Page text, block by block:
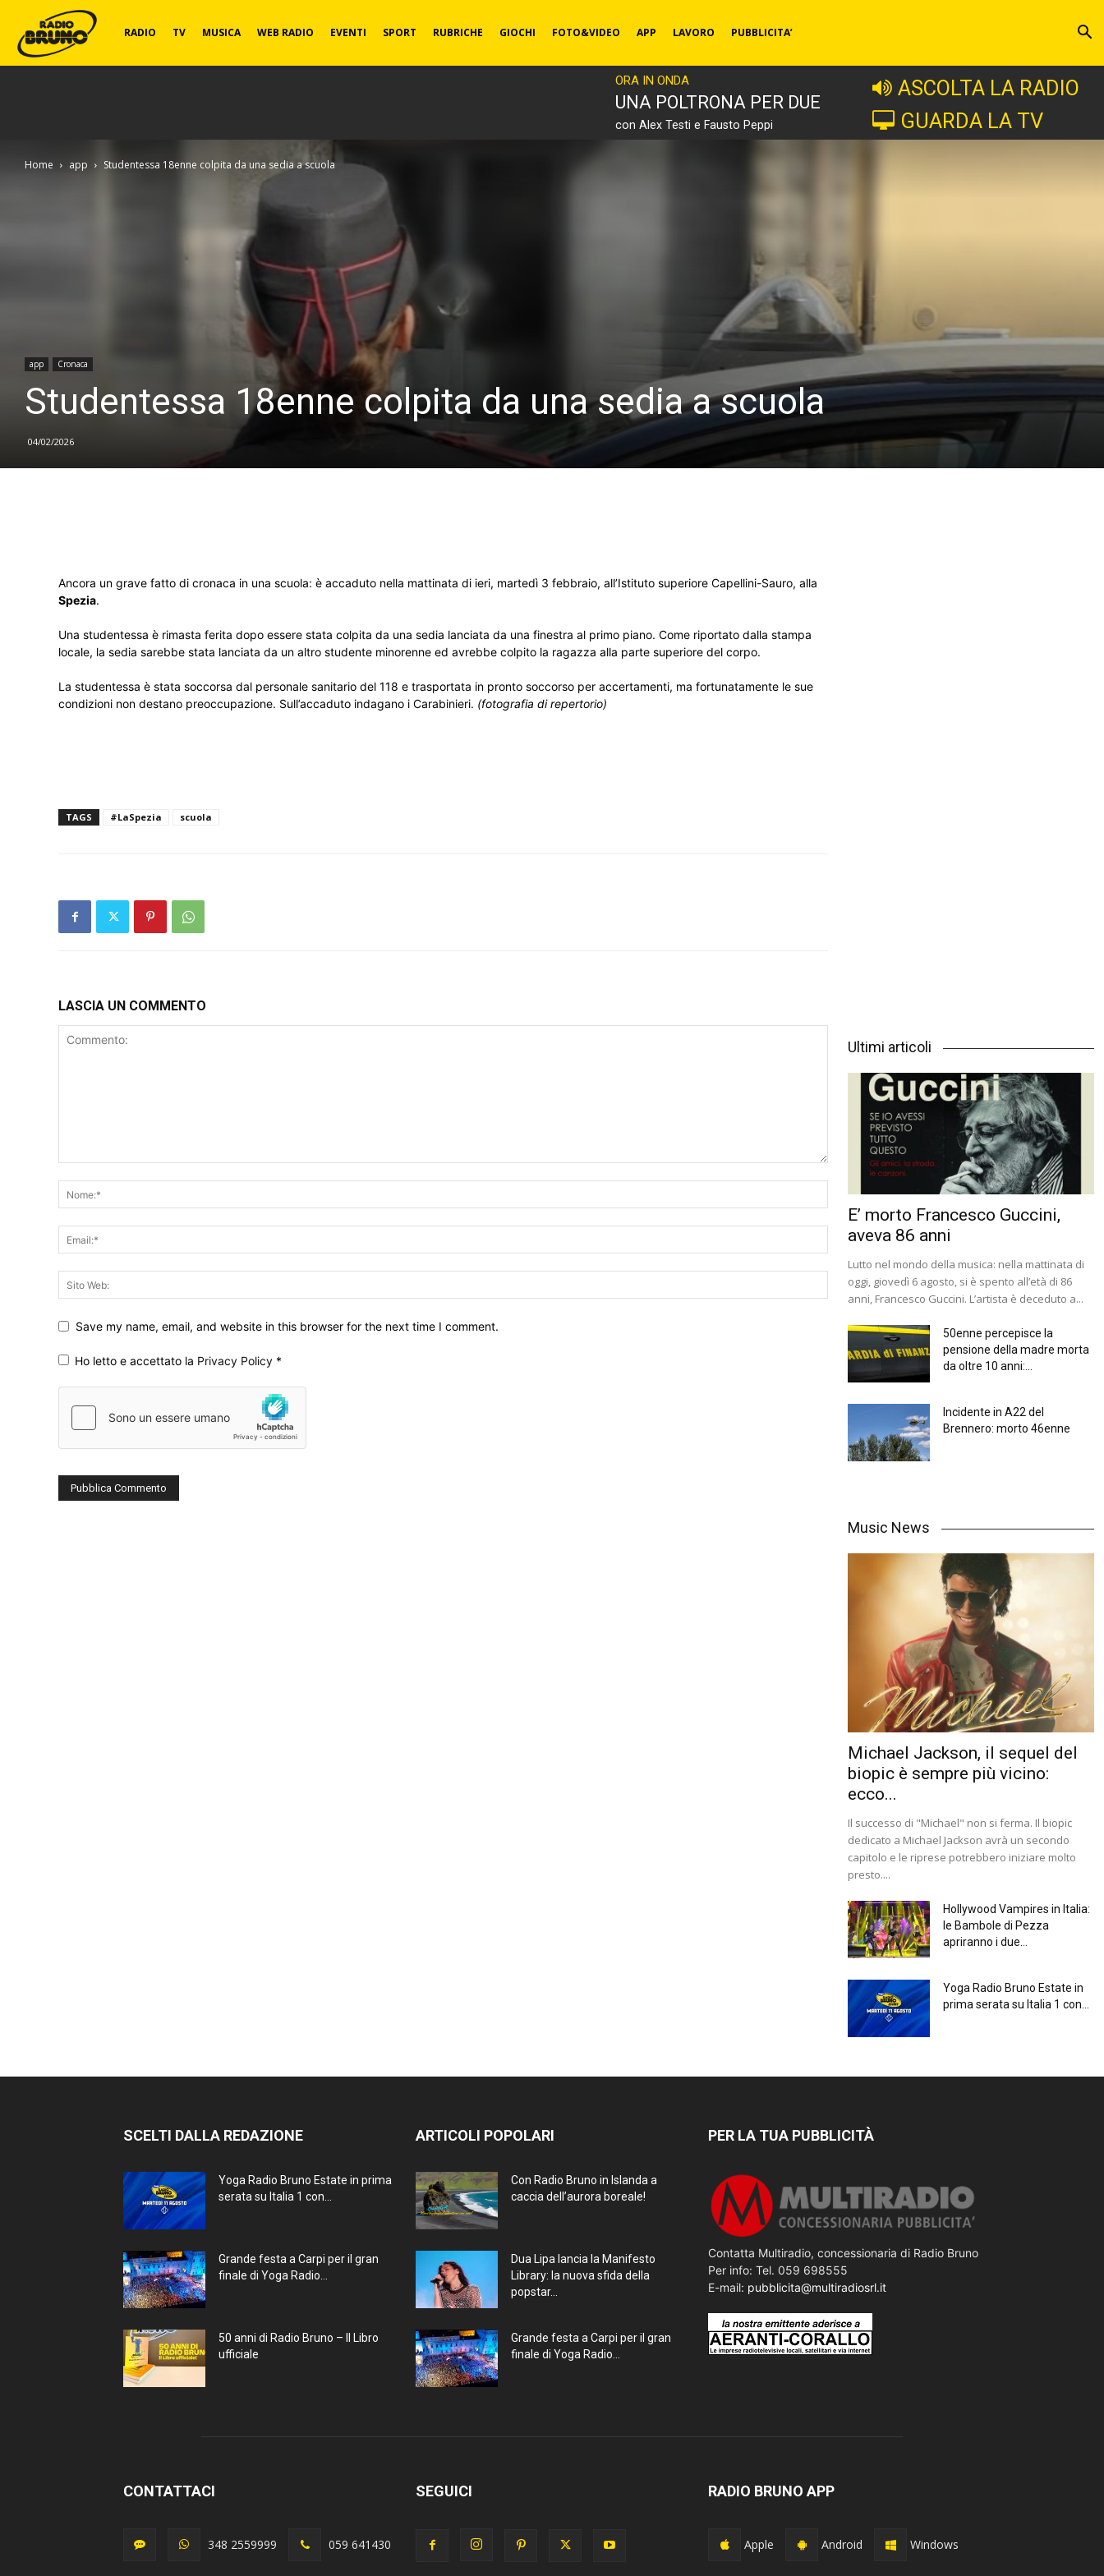
Radio
RADIO TV MUSICA WEB RADIO EVENTI SPORT RUBRICHE GIOCHI FOTO&VIDEO APP LAVORO PUBBLICITA’
ORA IN ONDA
UNA POLTRONA PER DUE
con Alex Testi e Fausto Peppi
ASCOLTA LA RADIO
GUARDA LA TV
Home app Studentessa 18enne colpita da una sedia a scuola
app Cronaca
Studentessa 18enne colpita da una sedia a scuola
04/02/2026
Ancora un grave fatto di cronaca in una scuola: è accaduto nella mattinata di ieri, martedì 3 febbraio, all’Istituto superiore Capellini-Sauro, alla
Spezia.
Una studentessa è rimasta ferita dopo essere stata colpita da una sedia lanciata da una finestra al primo piano. Come riportato dalla stampa
locale, la sedia sarebbe stata lanciata da un altro studente minorenne ed avrebbe colpito la ragazza alla parte superiore del corpo.
La studentessa è stata soccorsa dal personale sanitario del 118 e trasportata in pronto soccorso per accertamenti, ma fortunatamente le sue
condizioni non destano preoccupazione. Sull’accaduto indagano i Carabinieri. (fotografia di repertorio)
TAGS #LaSpezia scuola
LASCIA UN COMMENTO
Save my name, email, and website in this browser for the next time I comment.
Ho letto e accettato la Privacy Policy *
Ultimi articoli
E’ morto Francesco Guccini,
aveva 86 anni
Lutto nel mondo della musica: nella mattinata di
oggi, giovedì 6 agosto, si è spento all’età di 86
anni, Francesco Guccini. L’artista è deceduto a...
50enne percepisce la
pensione della madre morta
da oltre 10 anni:...
Incidente in A22 del
Brennero: morto 46enne
Music News
Michael Jackson, il sequel del
biopic è sempre più vicino:
ecco...
Il successo di "Michael" non si ferma. Il biopic
dedicato a Michael Jackson avrà un secondo
capitolo e le riprese potrebbero iniziare molto
presto....
Hollywood Vampires in Italia:
le Bambole di Pezza
apriranno i due...
Yoga Radio Bruno Estate in
prima serata su Italia 1 con...
SCELTI DALLA REDAZIONE
Yoga Radio Bruno Estate in prima
serata su Italia 1 con...
Grande festa a Carpi per il gran
finale di Yoga Radio...
50 anni di Radio Bruno – Il Libro
ufficiale
ARTICOLI POPOLARI
Con Radio Bruno in Islanda a
caccia dell’aurora boreale!
Dua Lipa lancia la Manifesto
Library: la nuova sfida della
popstar...
Grande festa a Carpi per il gran
finale di Yoga Radio...
PER LA TUA PUBBLICITÀ
Contatta Multiradio, concessionaria di Radio Bruno
Per info: Tel. 059 698555
E-mail: pubblicita@multiradiosrl.it
CONTATTACI
348 2559999 059 641430
SEGUICI RADIO BRUNO APP
Apple Android Windows